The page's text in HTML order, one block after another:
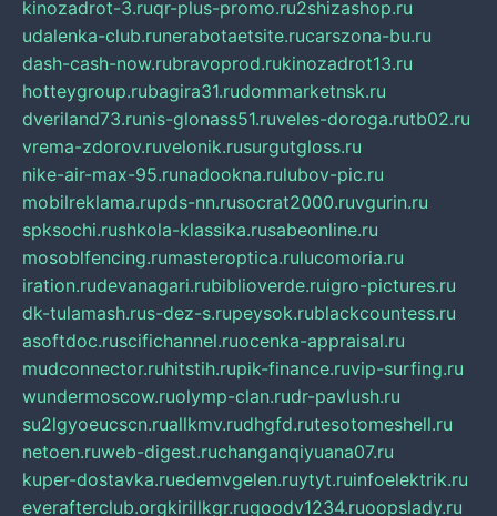
kinozadrot-3.ruqr-plus-promo.ru2shizashop.ru
udalenka-club.runerabotaetsite.rucarszona-bu.ru
dash-cash-now.rubravoprod.rukinozadrot13.ru
hotteygroup.rubagira31.rudommarketnsk.ru
dveriland73.runis-glonass51.ruveles-doroga.rutb02.ru
vrema-zdorov.ruvelonik.rusurgutgloss.ru
nike-air-max-95.runadookna.rulubov-pic.ru
mobilreklama.rupds-nn.rusocrat2000.ruvgurin.ru
spksochi.rushkola-klassika.rusabeonline.ru
mosoblfencing.rumasteroptica.rulucomoria.ru
iration.rudevanagari.rubiblioverde.ruigro-pictures.ru
dk-tulamash.rus-dez-s.rupeysok.rublackcountess.ru
asoftdoc.ruscifichannel.ruocenka-appraisal.ru
mudconnector.ruhitstih.rupik-finance.ruvip-surfing.ru
wundermoscow.ruolymp-clan.rudr-pavlush.ru
su2lgyoeucscn.ruallkmv.rudhgfd.rutesotomeshell.ru
netoen.ruweb-digest.ruchanganqiyuana07.ru
kuper-dostavka.ruedemvgelen.ruytyt.ruinfoelektrik.ru
everafterclub.orgkirillkgr.rugoodv1234.ruoopslady.ru